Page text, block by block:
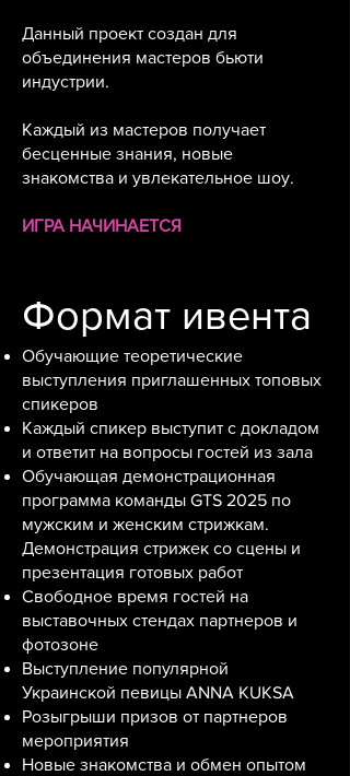
Данный проект создан для
объединения мастеров бьюти
индустрии.
Каждый из мастеров получает
бесценные знания, новые
знакомства и увлекательное шоу.
ИГРА НАЧИНАЕТСЯ
Формат ивента
Обучающие теоретические
выступления приглашенных топовых
спикеров
Каждый спикер выступит с докладом
и ответит на вопросы гостей из зала
Обучающая демонстрационная
программа команды GTS 2025 по
мужским и женским стрижкам.
Демонстрация стрижек со сцены и
презентация готовых работ
Cвободное время гостей на
выставочных стендах партнеров и
фотозоне
Выступление популярной
Украинской певицы ANNA KUKSA
Розыгрыши призов от партнеров
мероприятия
Новые знакомства и обмен опытом